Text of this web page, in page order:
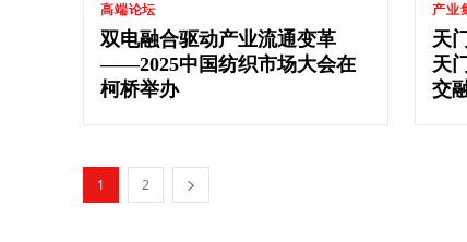
高端论坛
双电融合驱动产业流通变革
——2025中国纺织市场大会在
柯桥举办
产业
天
天
交
1 2